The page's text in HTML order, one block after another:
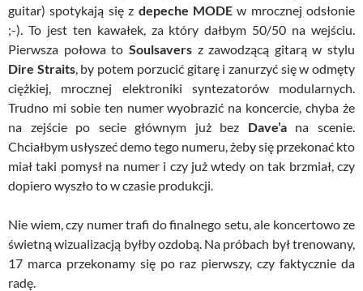
guitar) spotykają się z depeche MODEw mrocznej odsłonie
;-). To jest ten kawałek, za który dałbym 50/50 na wejściu.
Pierwsza połowa to Soulsaversz zawodzącą gitarą w stylu
Dire Straits, by potem porzucić gitarę i zanurzyć się w odmęty
ciężkiej, mrocznej elektroniki syntezatorów modularnych.
Trudno mi sobie ten numer wyobrazić na koncercie, chyba że
na zejście po secie głównym już bez Dave’ana scenie.
Chciałbym usłyszeć demo tego numeru, żeby się przekonać kto
miał taki pomysł na numer i czy już wtedy on tak brzmiał, czy
dopiero wyszło to w czasie produkcji.
Nie wiem, czy numer trafi do finalnego setu, ale koncertowo ze
świetną wizualizacją byłby ozdobą. Na próbach był trenowany,
17 marca przekonamy się po raz pierwszy, czy faktycznie da
radę.